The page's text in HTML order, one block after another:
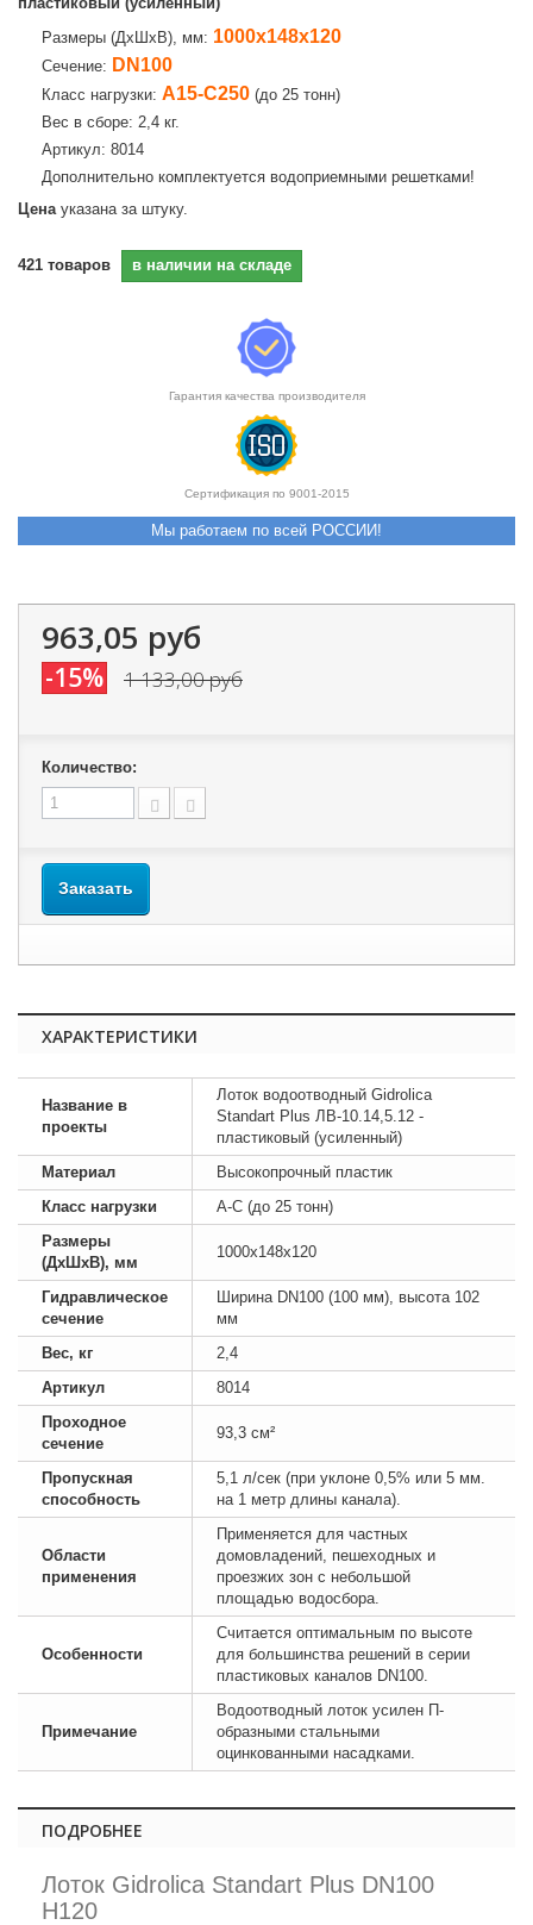
Размеры (ДхШхВ), мм: 1000х148х120
Сечение: DN100
Класс нагрузки: А15-С250 (до 25 тонн)
Вес в сборе: 2,4 кг.
Артикул: 8014
Дополнительно комплектуется водоприемными решетками!
Ценауказана за штуку.
421 товаров в наличии на складе
Гарантия качества производителя
Сертификация по 9001-2015
Мы работаем по всей РОССИИ!
963,05 руб
-15% 1 133,00 руб
Количество:
Заказать
ХАРАКТЕРИСТИКИ
Название в
проекты
Лоток водоотводный Gidrolica
Standart Plus ЛВ-10.14,5.12 -
пластиковый (усиленный)
Материал
Высокопрочный пластик
Класс нагрузки
А-С (до 25 тонн)
Размеры
(ДхШхВ), мм
1000х148х120
Гидравлическое
сечение
Ширина DN100 (100 мм), высота 102
мм
Вес, кг
2,4
Артикул
8014
Проходное
сечение
93,3 см²
Пропускная
способность
5,1 л/сек (при уклоне 0,5% или 5 мм.
на 1 метр длины канала).
Области
применения
Применяется для частных
домовладений, пешеходных и
проезжих зон с небольшой
площадью водосбора.
Особенности
Считается оптимальным по высоте
для большинства решений в серии
пластиковых каналов DN100.
Примечание
Водоотводный лоток усилен П-
образными стальными
оцинкованными насадками.
ПОДРОБНЕЕ
Лоток Gidrolica Standart Plus DN100
H120